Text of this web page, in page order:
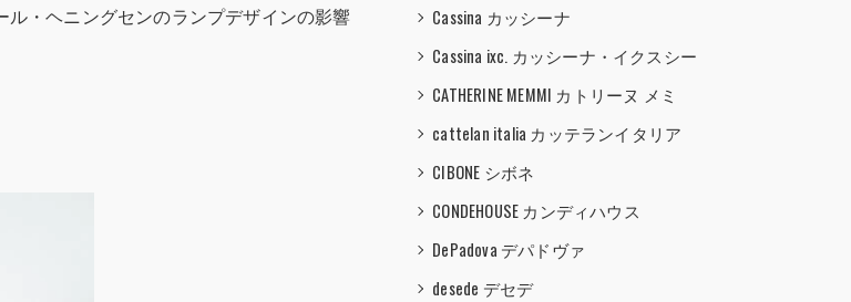
・ヘニングセンのランプデザインの影響
Cassina カッシーナ
Cassina ixc. カッシーナ・イクスシー
CATHERINE MEMMI カトリーヌ メミ
cattelan italia カッテランイタリア
CIBONE シボネ
CONDEHOUSE カンディハウス
DePadova デパドヴァ
desede デセデ